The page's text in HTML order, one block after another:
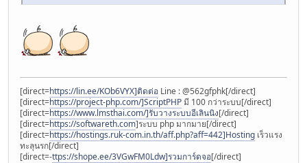
[direct=https://lin.ee/KOb6VYX]ติดต่อ Line : @562gfphk[/direct]
[direct=https://project-php.com/]ScriptPHPมี 100 กว่าระบบ[/direct]
[direct=https://www.lmsthai.com/]รับวางระบบอีเลินนิง[/direct]
[direct=https://softwareth.com]ระบบ php มากมาย[/direct]
[direct=https://hostings.ruk-com.in.th/aff.php?aff=442]Hosting เร็วแรง
ทะลุนรก[/direct]
[direct=-ttps://shope.ee/3VGwFM0Ldw]รวมการ์ดจอ[/direct]